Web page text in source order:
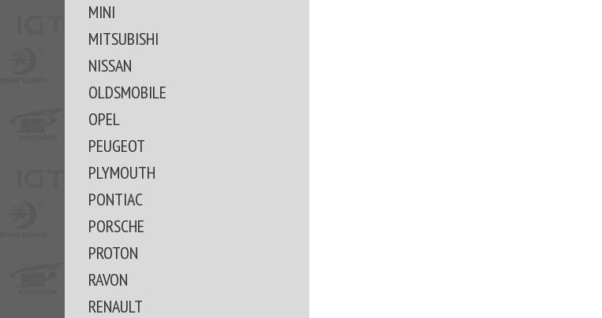
MINI
MITSUBISHI
NISSAN
OLDSMOBILE
OPEL
PEUGEOT
PLYMOUTH
PONTIAC
PORSCHE
PROTON
RAVON
RENAULT